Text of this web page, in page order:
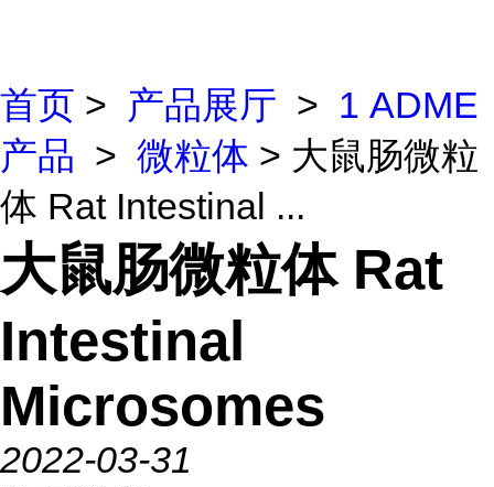
首页 > 产品展厅 > 1 ADME
产品 > 微粒体 > 大鼠肠微粒
体 Rat Intestinal ...
大鼠肠微粒体 Rat
Intestinal
Microsomes
2022-03-31